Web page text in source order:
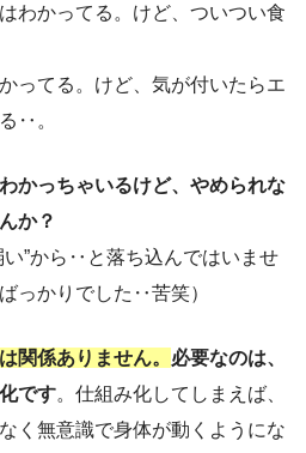
わかってる。けど、ついつい食
ってる。けど、気が付いたらエ
‥。
かっちゃいるけど、やめられな
か？
い”から‥と落ち込んではいませ
っかりでした‥苦笑）
関係ありません。 必要なのは、
です。 仕組み化してしまえば、
く無意識で身体が動くようにな